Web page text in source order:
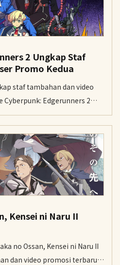
2 Ungkap Staf
Promo Kedua
staf tambahan dan video
Cyberpunk: Edgerunners 2
ini dijadwalkan tayang
gugur 2026.
Kensei ni Naru II
no Ossan, Kensei ni Naru II
dan video promosi terbaru